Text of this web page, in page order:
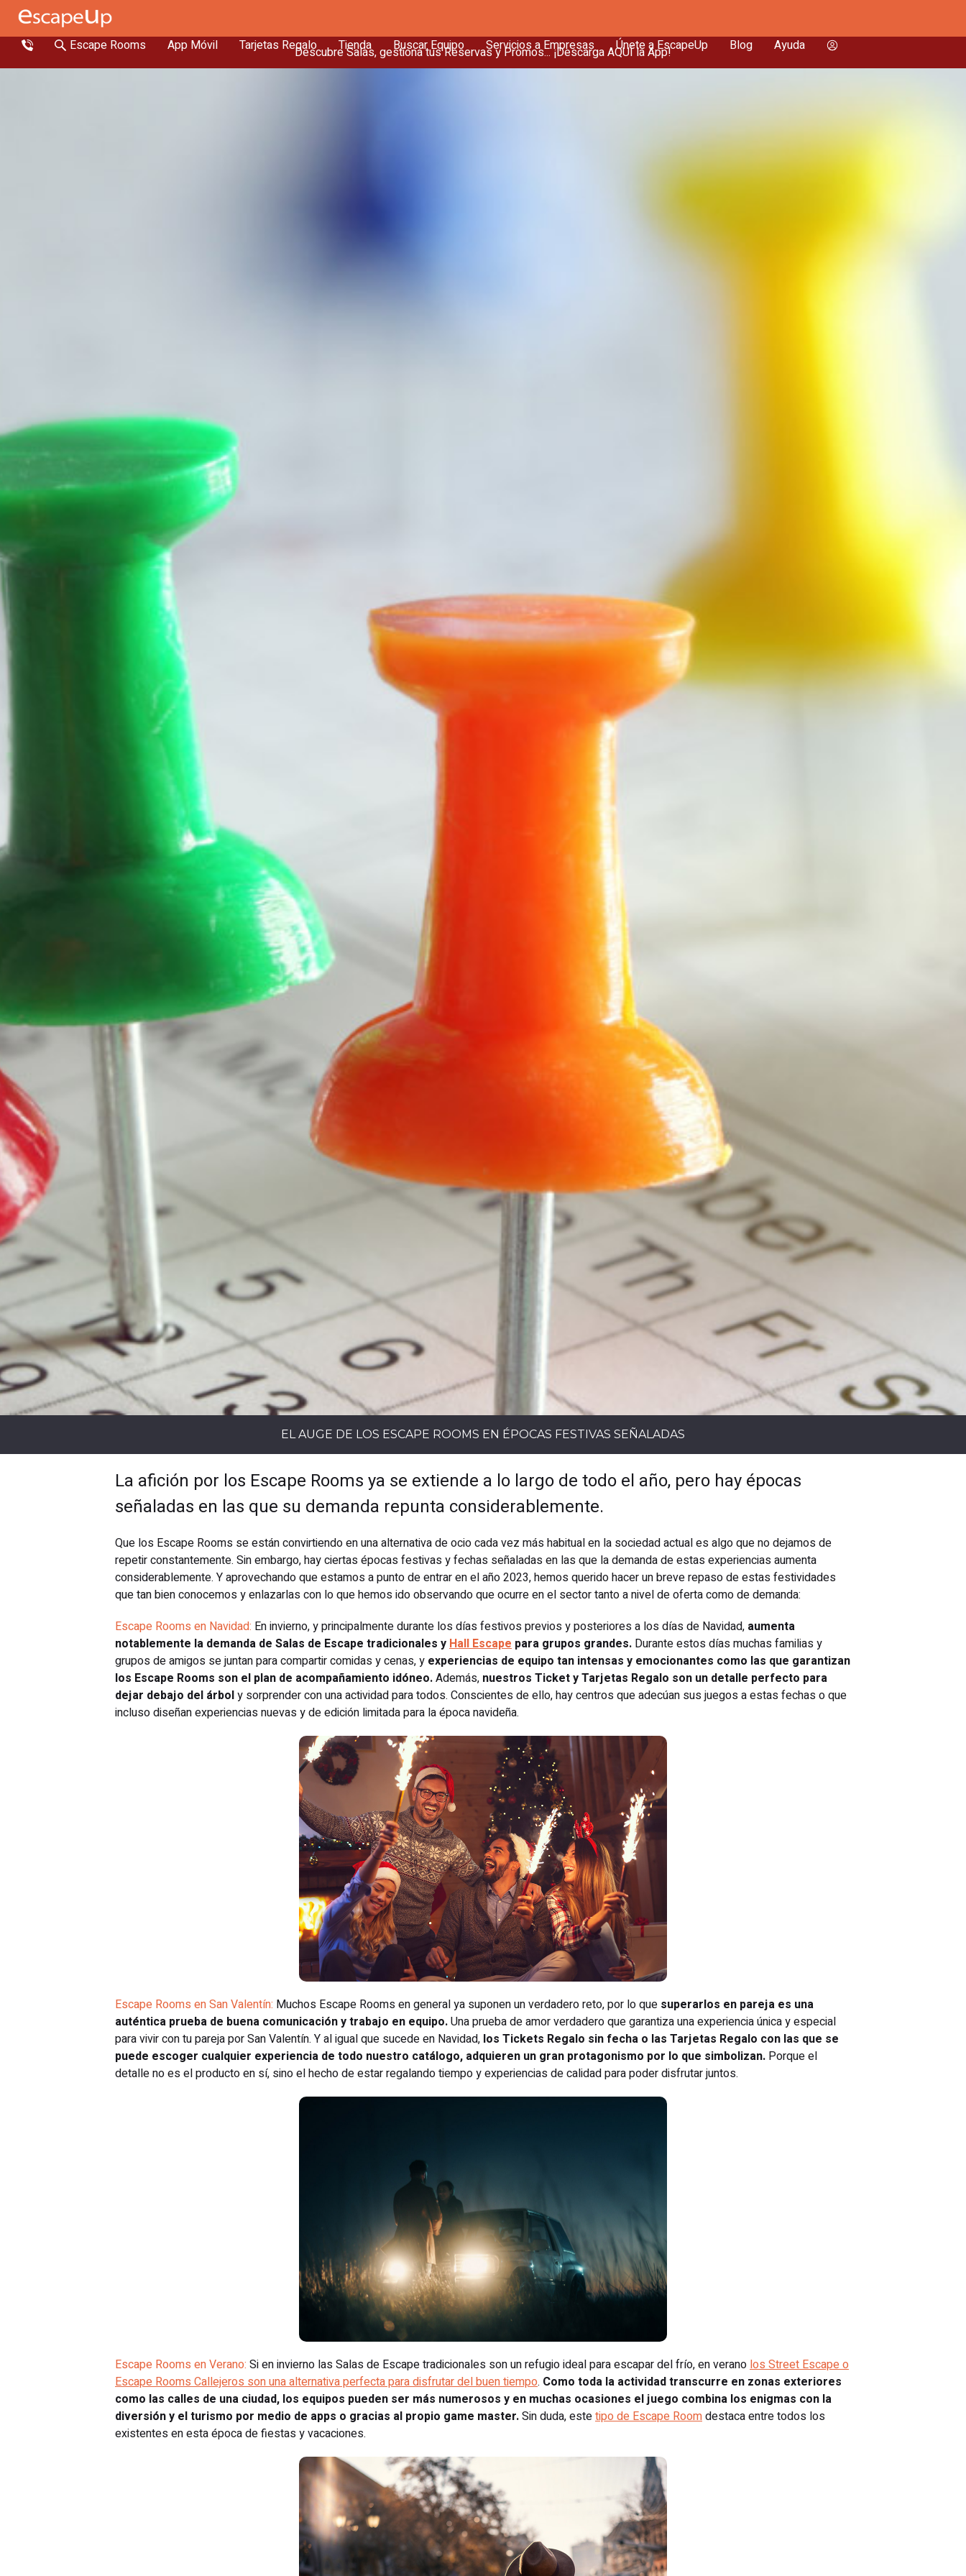
Escape Rooms App Móvil Tarjetas Regalo Tienda Buscar Equipo Servicios a Empresas Únete a EscapeUp Blog Ayuda
Descubre Salas, gestiona tus Reservas y Promos... ¡Descarga AQUÍ la App!
EL AUGE DE LOS ESCAPE ROOMS EN ÉPOCAS FESTIVAS SEÑALADAS
La afición por los Escape Rooms ya se extiende a lo largo de todo el año, pero hay épocas
señaladas en las que su demanda repunta considerablemente.
Que los Escape Rooms se están convirtiendo en una alternativa de ocio cada vez más habitual en la sociedad actual es algo que no dejamos de
repetir constantemente. Sin embargo, hay ciertas épocas festivas y fechas señaladas en las que la demanda de estas experiencias aumenta
considerablemente. Y aprovechando que estamos a punto de entrar en el año 2023, hemos querido hacer un breve repaso de estas festividades
que tan bien conocemos y enlazarlas con lo que hemos ido observando que ocurre en el sector tanto a nivel de oferta como de demanda:
Escape Rooms en Navidad: En invierno, y principalmente durante los días festivos previos y posteriores a los días de Navidad, aumenta
notablemente la demanda de Salas de Escape tradicionales yHall Escape para grupos grandes. Durante estos días muchas familias y
grupos de amigos se juntan para compartir comidas y cenas, y experiencias de equipo tan intensas y emocionantes como las que garantizan
los Escape Rooms son el plan de acompañamiento idóneo.Además, nuestros Ticket y Tarjetas Regalo son un detalle perfecto para
dejar debajo del árboly sorprender con una actividad para todos. Conscientes de ello, hay centros que adecúan sus juegos a estas fechas o que
incluso diseñan experiencias nuevas y de edición limitada para la época navideña.
Escape Rooms en San Valentín: Muchos Escape Rooms en general ya suponen un verdadero reto, por lo que superarlos en pareja es una
auténtica prueba de buena comunicación y trabajo en equipo.Una prueba de amor verdadero que garantiza una experiencia única y especial
para vivir con tu pareja por San Valentín. Y al igual que sucede en Navidad, los Tickets Regalo sin fecha o las Tarjetas Regalo con las que se
puede escoger cualquier experiencia de todo nuestro catálogo, adquieren un gran protagonismo por lo que simbolizan. Porque el
detalle no es el producto en sí, sino el hecho de estar regalando tiempo y experiencias de calidad para poder disfrutar juntos.
Escape Rooms en Verano: Si en invierno las Salas de Escape tradicionales son un refugio ideal para escapar del frío, en veranolos Street Escape o
Escape Rooms Callejeros son una alternativa perfecta para disfrutar del buen tiempo. Como toda la actividad transcurre en zonas exteriores
como las calles de una ciudad, los equipos pueden ser más numerosos y en muchas ocasiones el juego combina los enigmas con la
diversión y el turismo por medio de apps o gracias al propio game master.Sin duda, estetipo de Escape Roomdestaca entre todos los
existentes en esta época de fiestas y vacaciones.